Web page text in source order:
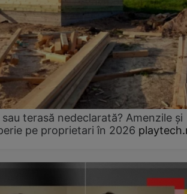
terasă nedeclarată? Amenzile și
pe proprietari în 2026